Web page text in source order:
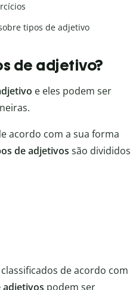
tipos de adjetivo
de adjetivo?
e eles podem ser
acordo com a sua forma
de adjetivos são divididos
de acordo com
adjetivos podem ser